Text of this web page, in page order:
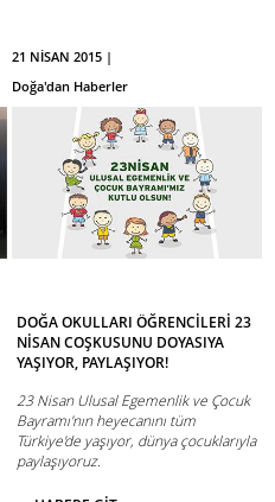
21 NİSAN 2015 |
Doğa'dan Haberler
DOĞA OKULLARI ÖĞRENCİLERİ 23
NİSAN COŞKUSUNU DOYASIYA
YAŞIYOR, PAYLAŞIYOR!
23 Nisan Ulusal Egemenlik ve Çocuk
Bayramı'nın heyecanını tüm
Türkiye'de yaşıyor, dünya çocuklarıyla
paylaşıyoruz.